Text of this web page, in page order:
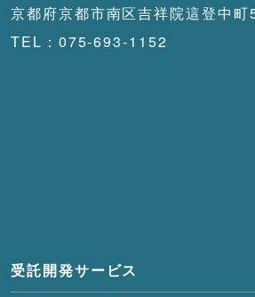
京都府京都市南区吉祥院這登中町
TEL：075-693-1152
受託開発サービス